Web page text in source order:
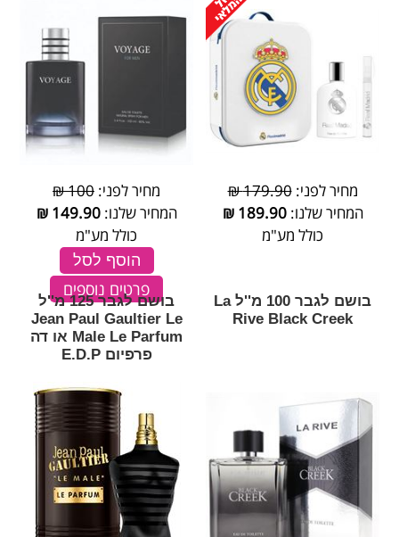
מחיר לפני:179.90 ₪
המחיר שלנו:189.90
₪
כולל מע"מ
מחיר לפני: 100 ₪
המחיר שלנו:149.90
₪
כולל מע"מ
הוסף לסל
פרטים נוספים
בושם לגבר 100 מ''ל La
Rive Black Creek
בושם לגבר 125 מ''ל
Jean Paul Gaultier Le
Male Le Parfum או דה
פרפיום E.D.P